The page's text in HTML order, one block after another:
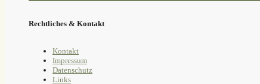
Rechtliches & Kontakt
Kontakt
Impressum
Datenschutz
Links